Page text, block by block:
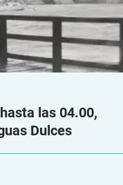
las 04.00,
Dulces